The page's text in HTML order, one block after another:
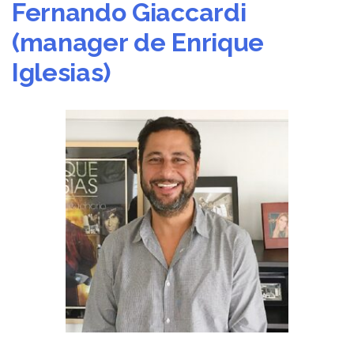
Fernando Giaccardi
(manager de Enrique
Iglesias)